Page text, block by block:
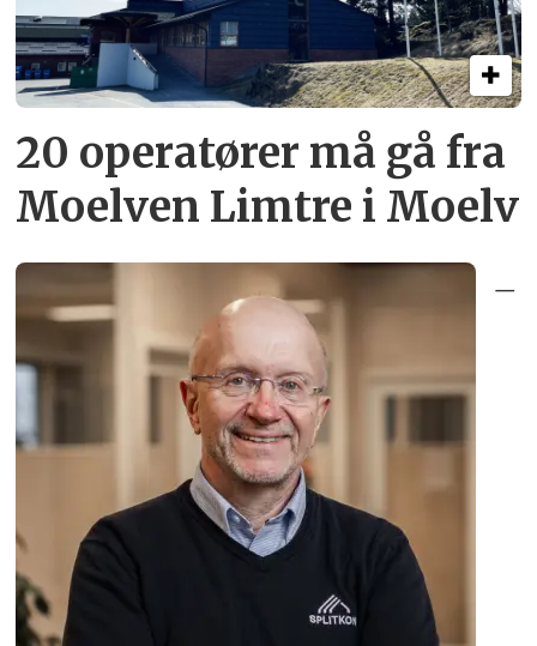
20 operatører må gå fra
Moelven Limtre i Moelv
–